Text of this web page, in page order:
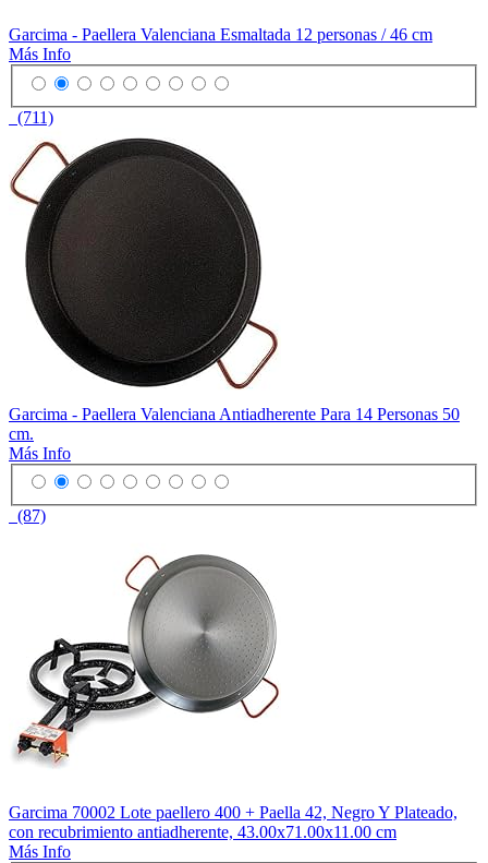
Garcima - Paellera Valenciana Esmaltada 12 personas / 46 cm
Más Info
(711)
Garcima - Paellera Valenciana Antiadherente Para 14 Personas 50
cm.
Más Info
(87)
Garcima 70002 Lote paellero 400 + Paella 42, Negro Y Plateado,
con recubrimiento antiadherente, 43.00x71.00x11.00 cm
Más Info